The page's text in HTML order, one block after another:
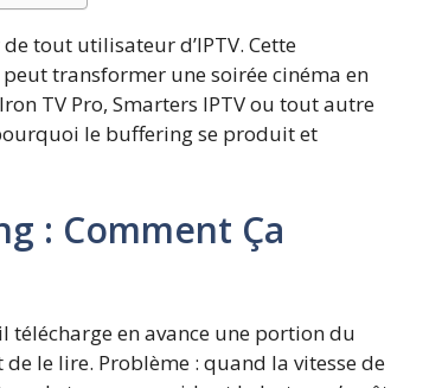
tout utilisateur d’IPTV. Cette
transformer une soirée cinéma en
TV Pro, Smarters IPTV ou tout autre
le buffering se produit et
: Comment Ça
en avance une portion du
le lire. Problème : quand la vitesse de